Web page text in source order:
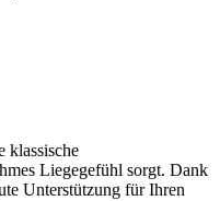
klassische
Liegegefühl sorgt. Dank
Unterstützung für Ihren